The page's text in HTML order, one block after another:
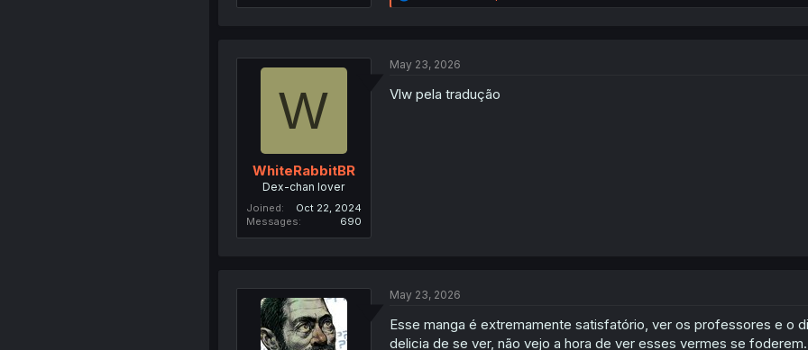
e
n
W
WhiteRabbitBR
Dex-chan lover
Joined
Oct 22, 2024
Messages
690
May 23, 2026
Vlw pela tradução
May 23, 2026
Esse manga é extremamente satisfatório, ver os professores e o
delicia de se ver, não vejo a hora de ver esses vermes se